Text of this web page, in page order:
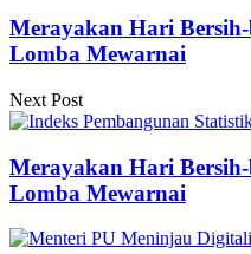
Merayakan Hari
Lomba Mewarnai
Next Post
Merayakan Hari
Lomba Mewarnai